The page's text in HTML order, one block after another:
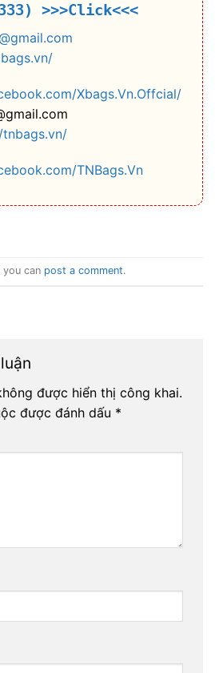
>>>Click<<<
Xbags.Vn.Offcial/
TNBags.Vn
can post a comment.
được hiển thị công khai.
được đánh dấu *